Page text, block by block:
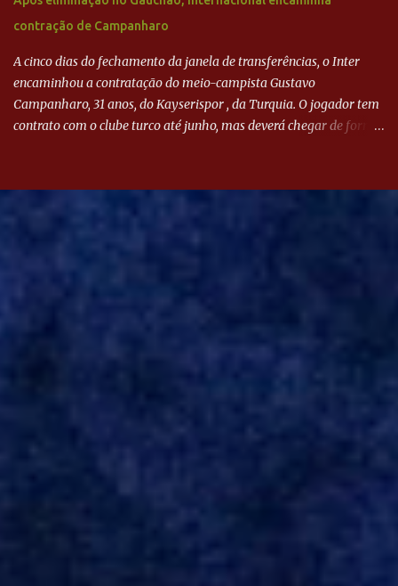
contração de Campanharo
A cinco dias do fechamento da janela de transferências, o Inter
encaminhou a contratação do meio-campista Gustavo
Campanharo, 31 anos, do Kayserispor , da Turquia. O jogador tem
contrato com o clube turco até junho, mas deverá chegar de forma
Evian, da França, Hellas Verona, da Itália, e Ludogorets, da
Bulgária. O último clube brasileiro foi a Chapecoense, em 2020.
Desde então, está no Kayserispor. Caso a negociação seja
Turquia, Gustavo Campanharo vem atuando como volante, mas